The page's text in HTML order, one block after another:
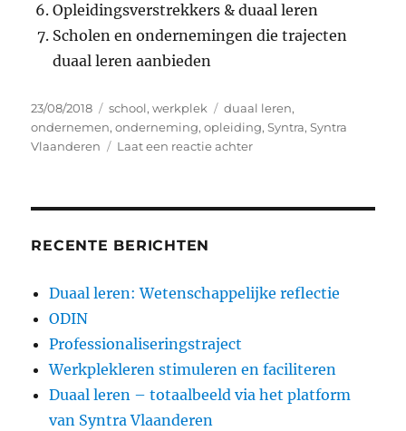
Opleidingsverstrekkers & duaal leren
Scholen en ondernemingen die trajecten
duaal leren aanbieden
Geplaatst
op
23/08/2018 Categorieën
school,werkplek Tags
duaal leren,
ondernemen,onderneming,opleiding,Syntra,Syntra
Vlaanderen
Laat een reactie achterop
van
RECENTE BERICHTEN
Duaal leren: Wetenschappelijke reflectie
ODIN
Professionaliseringstraject
Werkplekleren stimuleren en faciliteren
Duaal leren – totaalbeeld via het platform
van Syntra Vlaanderen